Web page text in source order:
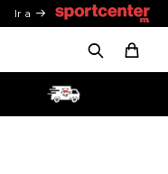
Ir a